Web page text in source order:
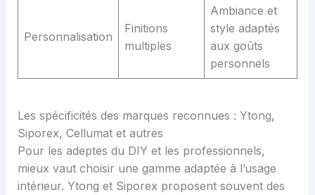
Personnalisation
Finitions
multiples
Ambiance et
style adaptés
aux goûts
personnels
Les spécificités des marques reconnues : Ytong,
Siporex, Cellumat et autres
Pour les adeptes du DIY et les professionnels,
mieux vaut choisir une gamme adaptée à l’usage
intérieur. Ytong et Siporex proposent souvent des